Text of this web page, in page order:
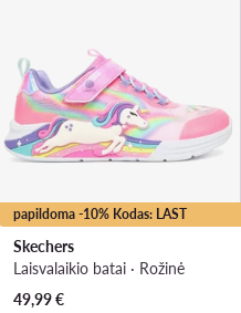
papildoma -10% Kodas: LAST
Skechers
Laisvalaikio batai · Rožinė
49,99€